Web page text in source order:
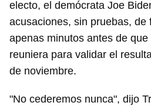
electo, el demócrata Joe
acusaciones, sin pruebas, de
apenas minutos antes de
reuniera para validar el
de noviembre.
"No cederemos nunca", dijo